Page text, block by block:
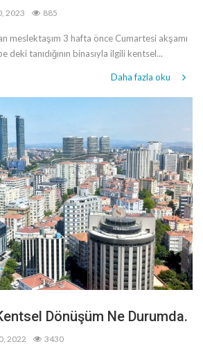
2023 885
meslektaşım 3 hafta önce Cumartesi akşamı
tanıdığının binasıyla ilgili kentsel...
Daha fazla oku
Dönüşüm Ne Durumda.
2022 3430